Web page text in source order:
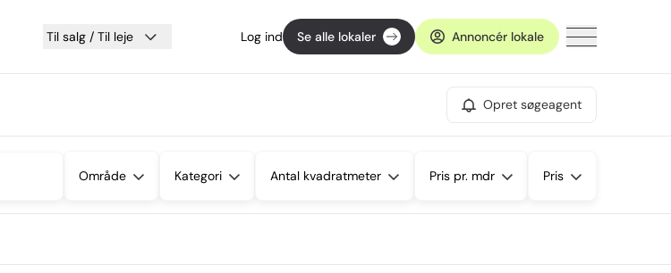
Til salg / Til leje Log ind Se alle lokaler Annoncér lokale
Opret søgeagent
Område Kategori Antal kvadratmeter Pris pr. mdr Pris